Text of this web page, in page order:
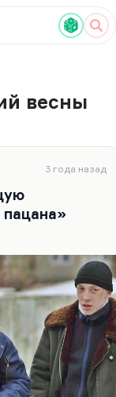
весны
3 года назад
пацана»